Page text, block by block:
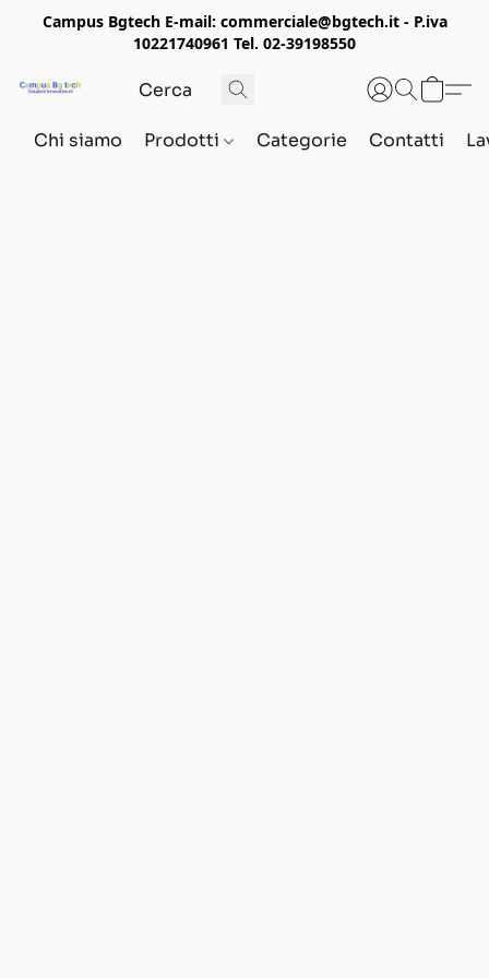
Campus Bgtech E-mail: commerciale@bgtech.it - P.iva
10221740961 Tel. 02-39198550
Chi siamo Prodotti Categorie Contatti